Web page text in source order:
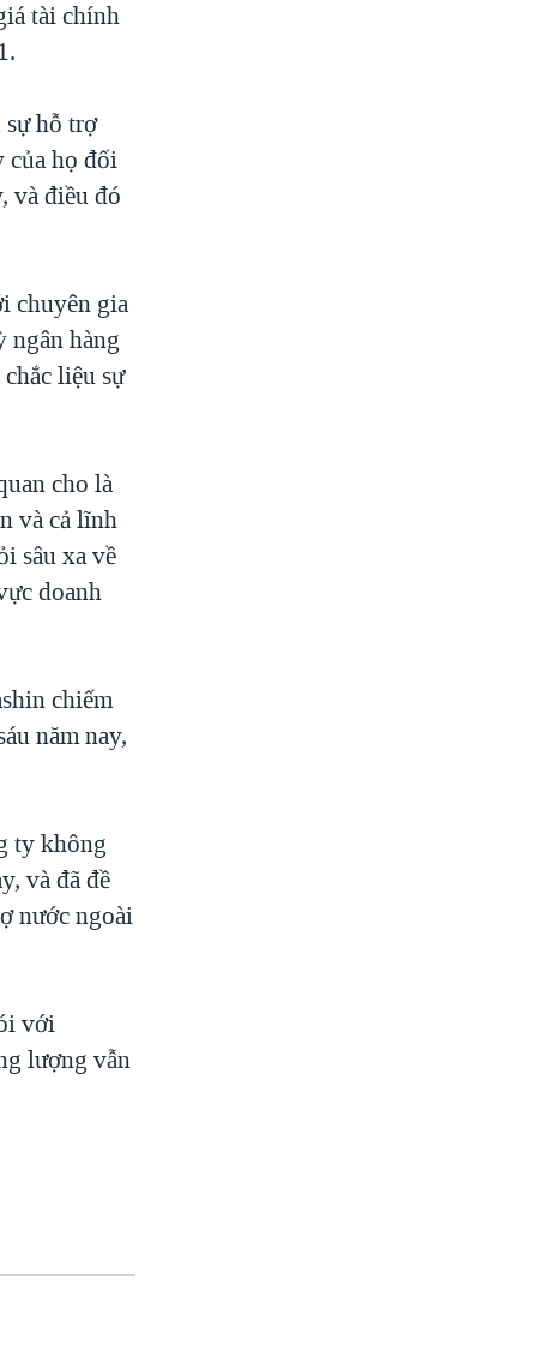
tài chính
hỗ trợ
của họ đối
và điều đó
chuyên gia
ngân hàng
liệu sự
cho là
và cả lĩnh
sâu xa về
doanh
chiếm
năm nay,
ty không
và đã đề
nước ngoài
với
lượng vẫn